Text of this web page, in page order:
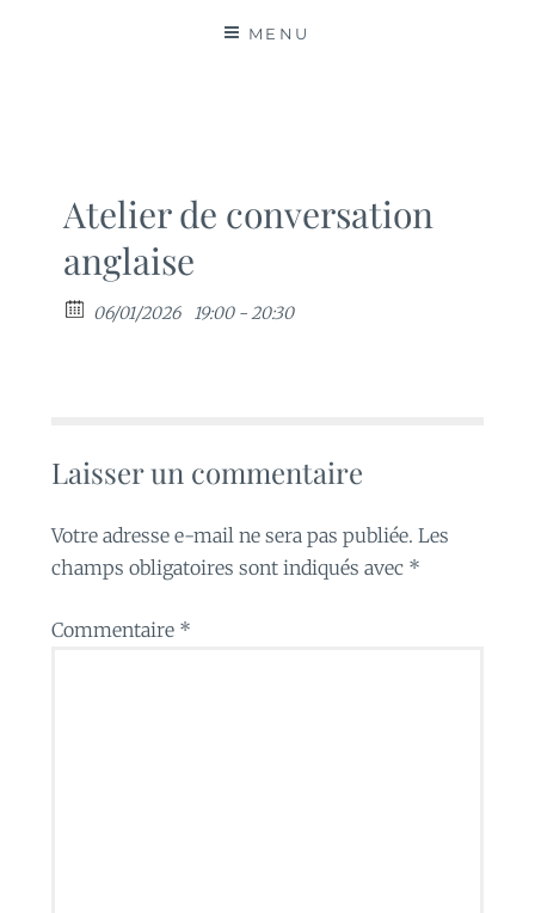
MENU
Atelier de conversation
anglaise
06/01/2026 19:00 - 20:30
Laisser un commentaire
Votre adresse e-mail ne sera pas publiée. Les
champs obligatoires sont indiqués avec *
Commentaire *